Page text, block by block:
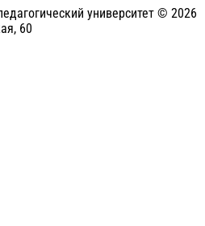
университет © 2026
60